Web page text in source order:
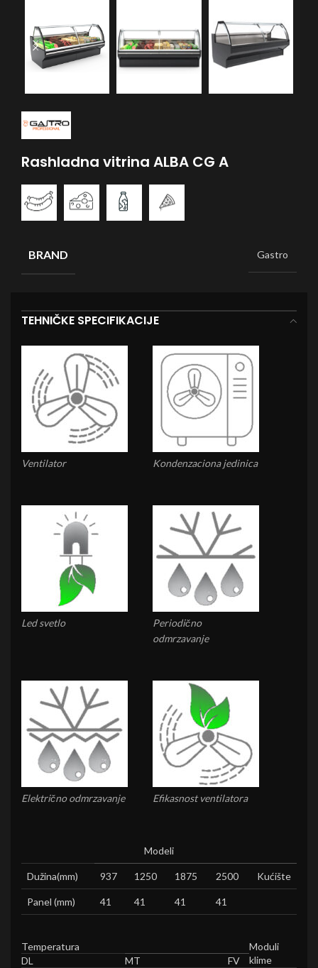
Rashladna vitrina ALBA CG A
BRAND Gastro
TEHNIČKE SPECIFIKACIJE
Ventilator Kondenzaciona jedinica
Led svetlo
Periodično
odmrzavanje
Električno odmrzavanje Efikasnost ventilatora
Modeli
Dužina(mm) 937 1250 1875 2500 Kućište
Panel (mm) 41 41 41 41
Temperatura
Moduli
klime
DL MT FV